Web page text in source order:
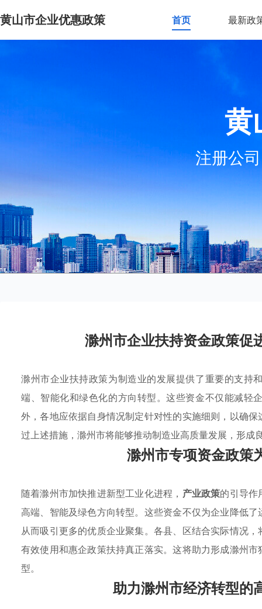
黄山市企业优惠政策 首页 最新政
黄
注册公
滁州市企业扶持资金政策促
滁州市企业扶持政策为制造业的发展提供了重要的支持
端、智能化和绿色化的方向转型。这些资金不仅能减轻
外，各地应依据自身情况制定针对性的实施细则，以确
过上述措施，滁州市将能够推动制造业高质量发展，形
滁州市专项资金政策
随着滁州市加快推进新型工业化进程， 产业政策的引导作
高端、智能及绿色方向转型。这些资金不仅为企业降低
从而吸引更多的优质企业聚集。各县、区结合实际情况
有效使用和惠企政策扶持真正落实。这将助力形成滁州
型。
助力滁州市经济转型的